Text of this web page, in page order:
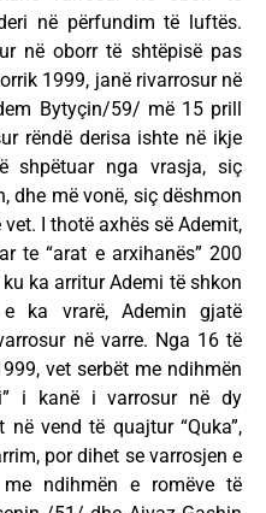
në përfundim të luftës.
në oborr të shtëpisë pas
1999, janë rivarrosur në
Bytyçin/59/ më 15 prill
rëndë derisa ishte në ikje
shpëtuar nga vrasja, siç
dhe më vonë, siç dëshmon
I thotë axhës së Ademit,
te “arat e arxihanës” 200
ka arritur Ademi të shkon
ka vrarë, Ademin gjatë
në varre. Nga 16 të
vet serbët me ndihmën
i kanë i varrosur në dy
vend të quajtur “Quka”,
por dihet se varrosjen e
ndihmën e romëve të